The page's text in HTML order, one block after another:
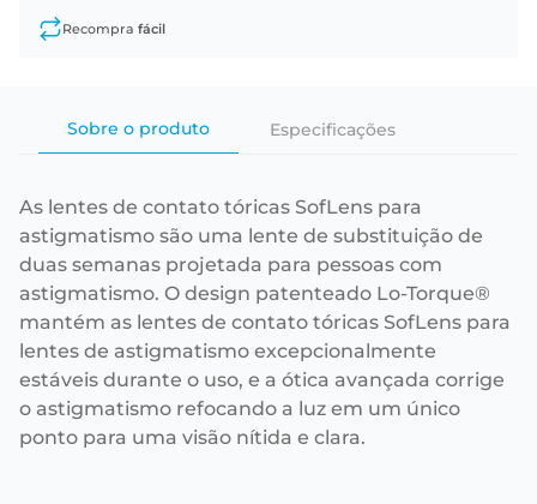
Recompra fácil
Sobre o produto Especificações
As lentes de contato tóricas SofLens para
astigmatismo são uma lente de substituição de
duas semanas projetada para pessoas com
astigmatismo. O design patenteado Lo-Torque®
mantém as lentes de contato tóricas SofLens para
lentes de astigmatismo excepcionalmente
estáveis durante o uso, e a ótica avançada corrige
o astigmatismo refocando a luz em um único
ponto para uma visão nítida e clara.